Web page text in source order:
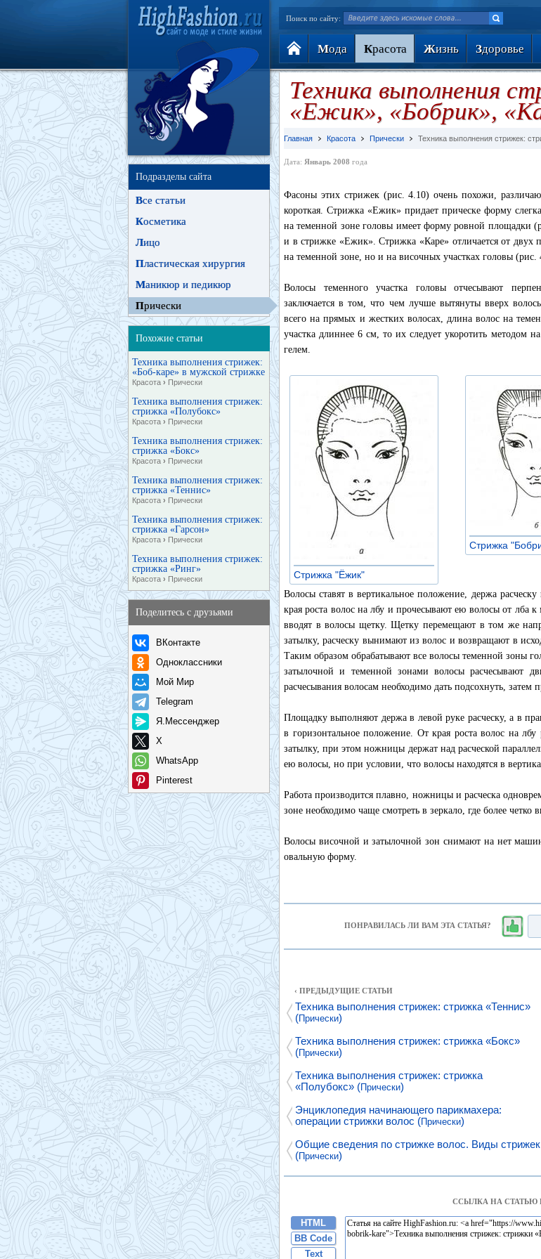
Поиск по сайту:
Мода Красота Жизнь Здоровье
Подразделы сайта
Все статьи
Косметика
Лицо
Пластическая хирургия
Маникюр и педикюр
Прически
Похожие статьи
Техника выполнения стрижек:
«Боб-каре» в мужской стрижке
Красота › Прически
Техника выполнения стрижек:
стрижка «Полубокс»
Красота › Прически
Техника выполнения стрижек:
стрижка «Бокс»
Красота › Прически
Техника выполнения стрижек:
стрижка «Теннис»
Красота › Прически
Техника выполнения стрижек:
стрижка «Гарсон»
Красота › Прически
Техника выполнения стрижек:
стрижка «Ринг»
Красота › Прически
Поделитесь с друзьями
ВКонтакте
Одноклассники
Мой Мир
Telegram
Я.Мессенджер
X
WhatsApp
Pinterest
Техника выполнения
«Ежик», «Бобрик»,
Главная Красота Прически Техника выполнения стрижек:
Дата: Январь 2008 года
Фасоны этих стрижек (рис. 4.10) очень похожи,
короткая. Стрижка «Ежик» придает прическе форму
на теменной зоне головы имеет форму ровной площадки
и в стрижке «Ежик». Стрижка «Каре» отличается от
на теменной зоне, но и на височных участках головы (рис.
Волосы теменного участка головы отчесывают
заключается в том, что чем лучше вытянуты вверх
всего на прямых и жестких волосах, длина волос на
участка длиннее 6 см, то их следует укоротить методом
гелем.
Стрижка "Ёжик"
Стрижка
Волосы ставят в вертикальное положение, держа
края роста волос на лбу и прочесывают ею волосы от лба
вводят в волосы щетку. Щетку перемещают в том же
затылку, расческу вынимают из волос и возвращают в
Таким образом обрабатывают все волосы теменной зоны
затылочной и теменной зонами волосы расчесывают
расчесывания волосам необходимо дать подсохнуть, затем
Площадку выполняют держа в левой руке расческу, а в
в горизонтальное положение. От края роста волос на
затылку, при этом ножницы держат над расческой
ею волосы, но при условии, что волосы находятся в
Работа производится плавно, ножницы и расческа
зоне необходимо чаще смотреть в зеркало, где более четко
Волосы височной и затылочной зон снимают на нет
овальную форму.
ПОНРАВИЛАСЬ ЛИ ВАМ ЭТА СТАТЬЯ?
‹ ПРЕДЫДУЩИЕ СТАТЬИ
Техника выполнения стрижек: стрижка «Теннис»
( Прически)
Техника выполнения стрижек: стрижка «Бокс»
( Прически)
Техника выполнения стрижек: стрижка
«Полубокс» ( Прически)
Энциклопедия начинающего парикмахера:
операции стрижки волос ( Прически)
Общие сведения по стрижке волос. Виды стрижек
( Прически)
ССЫЛКА НА СТАТЬЮ
HTML
BB Code
Text